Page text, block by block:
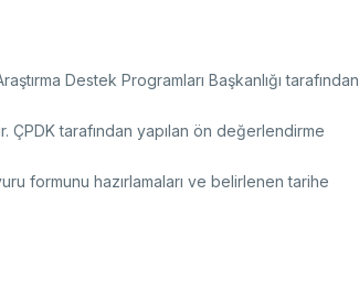
Destek Programları Başkanlığı tarafından
tarafından yapılan ön değerlendirme
formunu hazırlamaları ve belirlenen tarihe